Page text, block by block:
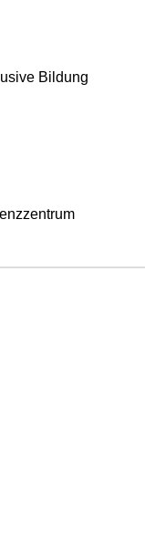
Bildung